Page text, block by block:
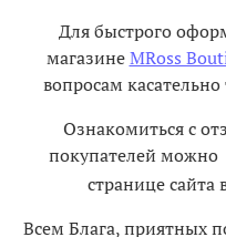
Для быстрого
магазинеMRoss
вопросам
Ознакомиться с
покупателей можно
странице сайта
Всем Блага, приятных